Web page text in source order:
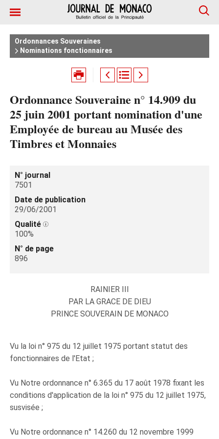
Ordonnances Souveraines
Nominations fonctionnaires
Ordonnance Souveraine n° 14.909 du
25 juin 2001 portant nomination d'une
Employée de bureau au Musée des
Timbres et Monnaies
N° journal
7501
Date de publication
29/06/2001
Qualité
100%
N° de page
896
RAINIER III
PAR LA GRACE DE DIEU
PRINCE SOUVERAIN DE MONACO
Vu la loi n° 975 du 12 juillet 1975 portant statut des
fonctionnaires de l'Etat ;
Vu Notre ordonnance n° 6.365 du 17 août 1978 fixant les
conditions d'application de la loi n° 975 du 12 juillet 1975,
susvisée ;
Vu Notre ordonnance n° 14.260 du 12 novembre 1999